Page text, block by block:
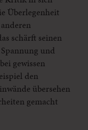
Überlegenheit
schärft seinen
und
gewissen
den
übersehen
gemacht